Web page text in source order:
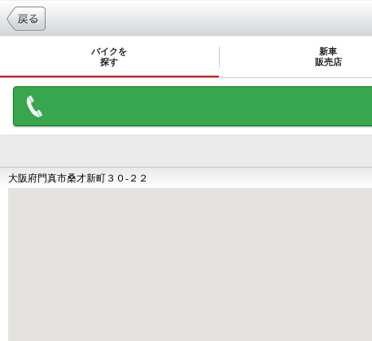
バイクを
探す
新車
販売店
大阪府門真市桑才新町３０‐２２